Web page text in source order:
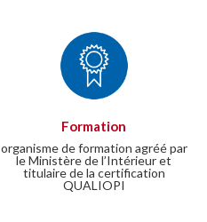
Formation
organisme de formation agréé par
le Ministère de l’Intérieur et
titulaire de la certification
QUALIOPI